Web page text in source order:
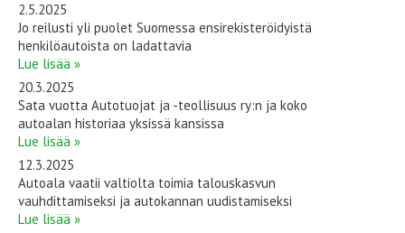
2.5.2025
Jo reilusti yli puolet Suomessa ensirekisteröidyistä
henkilöautoista on ladattavia
Lue lisää »
20.3.2025
Sata vuotta Autotuojat ja -teollisuus ry:n ja koko
autoalan historiaa yksissä kansissa
Lue lisää »
12.3.2025
Autoala vaatii valtiolta toimia talouskasvun
vauhdittamiseksi ja autokannan uudistamiseksi
Lue lisää »